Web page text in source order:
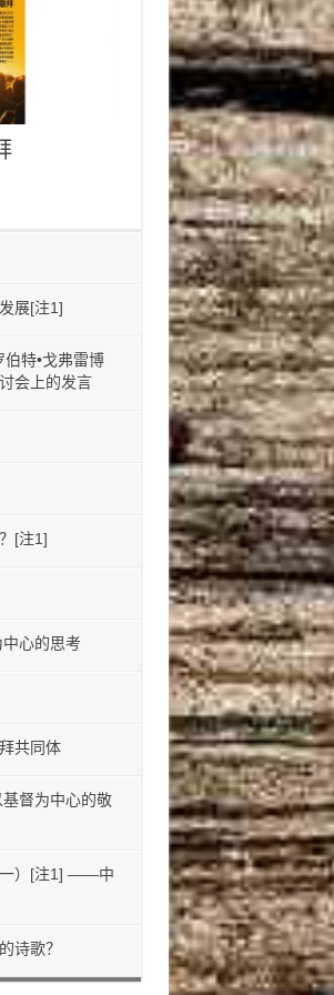
展[注1]
特•戈弗雷博
会上的发言
[注1]
心的思考
共同体
督为中心的敬
一）[注1] ——中
诗歌？